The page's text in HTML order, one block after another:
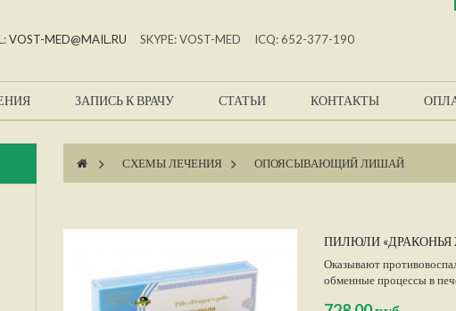
VOST-MED@MAIL.RU SKYPE: VOST-MED ICQ: 652-377-190
ЗАПИСЬ К ВРАЧУ СТАТЬИ КОНТАКТЫ
> СХЕМЫ ЛЕЧЕНИЯ > ОПОЯСЫВАЮЩИЙ ЛИШАЙ
ПИЛЮЛИ «ДРАКОНЬЯ
Оказывают
обменные процессы в